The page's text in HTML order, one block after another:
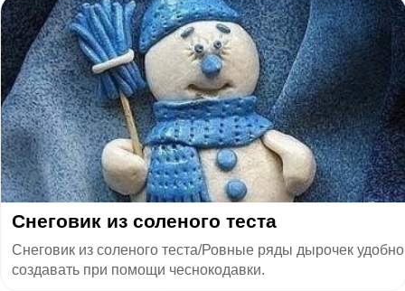
Снеговик из соленого теста
Снеговик из соленого теста/Ровные ряды дырочек удобно
создавать при помощи чеснокодавки.